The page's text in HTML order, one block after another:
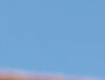
de consultation